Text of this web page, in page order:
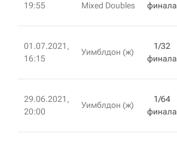
19:55
Mixed Doubles
финала
01.07.2021,
16:15
Уимблдон (ж)
1/32
финала
29.06.2021,
20:00
Уимблдон (ж)
1/64
финала